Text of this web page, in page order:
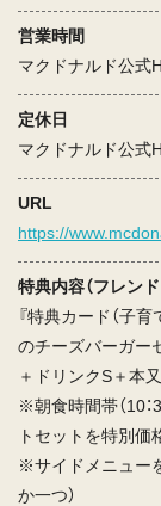
営業時間
マクドナルド公式
定休日
マクドナルド公式
URL
https://
特典内容（フレン
『特典カード（子
のチーズバーガー
＋ドリンクS＋本
※朝食時間帯（10
トセットを特別価
※サイドメニュー
か一つ）